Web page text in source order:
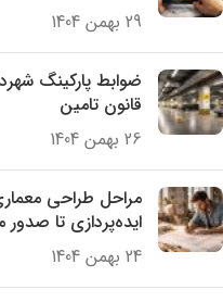
29 بهمن 1404
قانون تامین
26 بهمن 1404
مراحل طراحی
ایده‌پردازی تا صدور
24 بهمن 1404